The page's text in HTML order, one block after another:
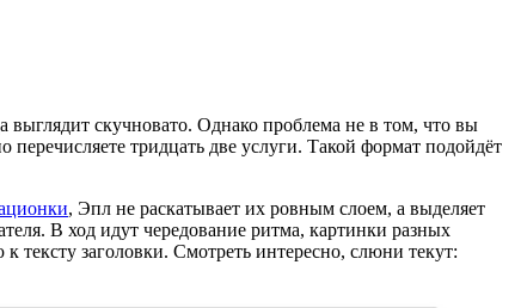
скучновато. Однако проблема не в том, что вы
перечисляете тридцать две услуги. Такой формат подойдёт
, Эпл не раскатывает их ровным слоем, а выделяет
В ход идут чередование ритма, картинки разных
тексту заголовки. Смотреть интересно, слюни текут: